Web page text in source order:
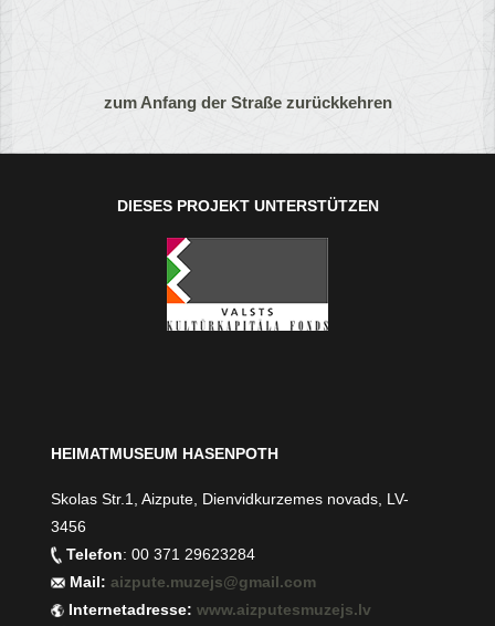
zum Anfang der Straße zurückkehren
DIESES PROJEKT UNTERSTÜTZEN
HEIMATMUSEUM HASENPOTH
Skolas Str.1, Aizpute, Dienvidkurzemes novads, LV-
3456
Telefon: 00 371 29623284
Mail:aizpute.muzejs@gmail.com
Internetadresse:www.aizputesmuzejs.lv